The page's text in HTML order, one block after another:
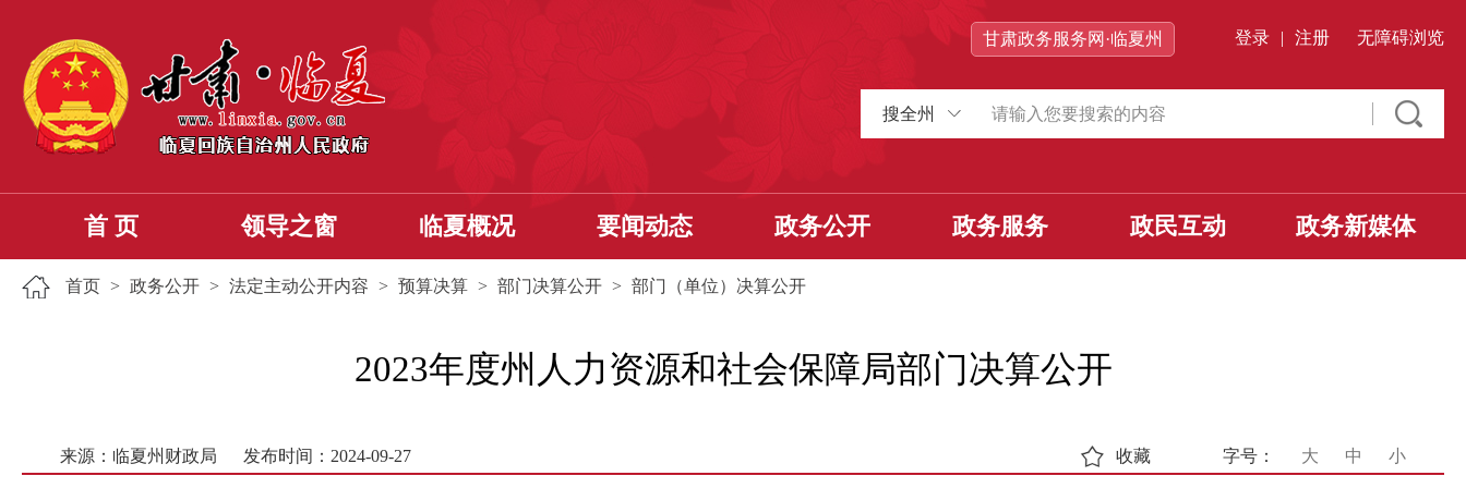
甘肃政务服务网·临夏州 登录 | 注册 无障碍浏览
搜全州
首 页 领导之窗 临夏概况 要闻动态 政务公开 政务服务 政民互动 政务新媒体
首页 > 政务公开 > 法定主动公开内容 > 预算决算 > 部门决算公开 > 部门（单位）决算公开
​2023年度州人力资源和社会保障局部门决算公开
来源：临夏州财政局 发布时间：2024-09-27 字号： 大 中 小
收藏